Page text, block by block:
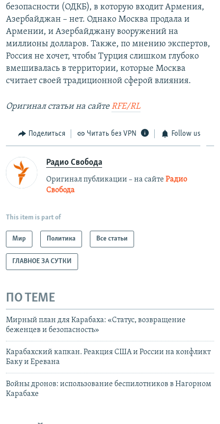
безопасности (ОДКБ), в которую входит Армения,
Азербайджан – нет. Однако Москва продала и
Армении, и Азербайджану вооружений на
миллионы долларов. Также, по мнению экспертов,
Россия не хочет, чтобы Турция слишком глубоко
вмешивалась в территории, которые Москва
считает своей традиционной сферой влияния.
Оригинал статьи на сайтеRFE/RL
Поделиться Читать без VPN Follow us
Радио Свобода
Оригинал публикации – на сайте Радио
Свобода
This item is part of
Мир Политика Все статьи
ГЛАВНОЕ ЗА СУТКИ
ПО ТЕМЕ
Мирный план для Карабаха: «Статус, возвращение
беженцев и безопасность»
Карабахский капкан. Реакция США и России на конфликт
Баку и Еревана
Войны дронов: использование беспилотников в Нагорном
Карабахе